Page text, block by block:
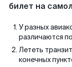
билет на
У разных
различаются
Лететь
конечных